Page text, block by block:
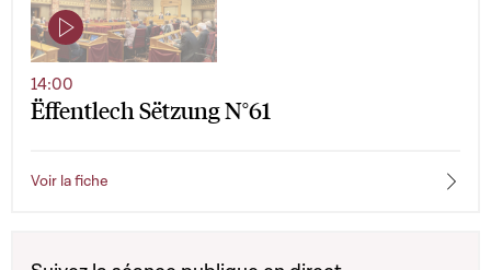
Ëffentlech Sëtzung N°61
14:00
Voir la fiche